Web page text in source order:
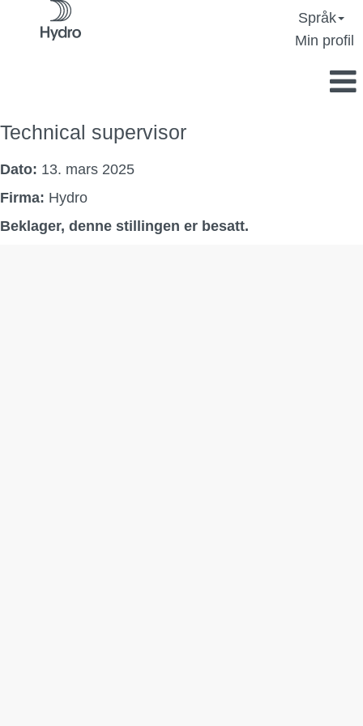
Språk
Min profil
Technical supervisor
Dato: 13. mars 2025
Firma: Hydro
Beklager, denne stillingen er besatt.